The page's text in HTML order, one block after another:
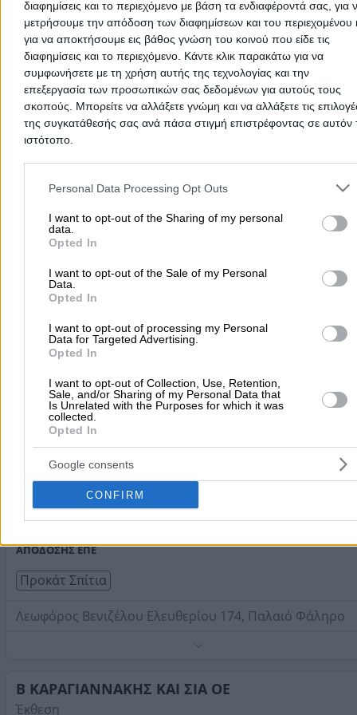
διαφημίσεις και το περιεχόμενο με βάση τα ενδιαφέροντά σας, για
μετρήσουμε την απόδοση των διαφημίσεων και του περιεχομένου
για να αποκτήσουμε εις βάθος γνώση του κοινού που είδε τις
διαφημίσεις και το περιεχόμενο. Κάντε κλικ παρακάτω για να
συμφωνήσετε με τη χρήση αυτής της τεχνολογίας και την
επεξεργασία των προσωπικών σας δεδομένων για αυτούς τους
σκοπούς. Μπορείτε να αλλάξετε γνώμη και να αλλάξετε τις
της συγκατάθεσής σας ανά πάσα στιγμή επιστρέφοντας σε αυτόν
ιστότοπο.
Please note that this website/app uses one or more Google
and may gather and store information including but not limited to
to Google and its third-party tags to use your data for below
purposes in below Google consent section.
Personal Data Processing Opt Outs
I want to opt-out of the Sharing of my personal
data.
Opted In
I want to opt-out of the Sale of my Personal
Data.
Opted In
I want to opt-out of processing my Personal
Data for Targeted Advertising.
Opted In
I want to opt-out of Collection, Use, Retention,
Sale, and/or Sharing of my Personal Data that
Is Unrelated with the Purposes for which it was
collected.
Opted In
Google consents
CONFIRM
Τηλέφωνο:2296035915
Στοιχεία αναζήτησης:Προκάτ Σπίτια
Ηλιάδης Θεόδωρος Κ.
Προκάτ Σπίτια
15ο χλμ Εθνικής Οδού Θεσσαλονίκης - Νέας
Θέρμη
κατασκευής με συνδυασμό μονωτικών υλικών για τον
ΠΕ.ΧΩ.ΔΕ. πιστοποίηση ISO 9001:2008 κατασκευής και
σχεδίασης, ενώ ολοκληρώθηκε ερευνητικό σε
αποτελέσματα του οποίου κατατάσσουν την κατασκευή
στην ενεργειακή κατάταξη Α.Σε συνεργασία με το
Αριστοτέλειο Πανεπιστήμιο Θεσσαλονίκης έχουμε
προχωρήσει στην ανέγερση μιας πρότυπης
προκατασκευασμένης βιοκλιματικής κατοικίας στο
εργοτάξιό μας. Ο τρόπος κατασκευής και γενικά όλη η
αναλύουμε λεπτομερώς στην τεχνική περιγραφή
Τηλέφωνο:
ΣΟΦΙΑΝΟΠΟΥΛΟΙ ΟΕ
Προκάτ Σπίτια
Αλτάνη 5, Παλλήνη
Στοιχεία αναζήτησης:Προκάτ Σπίτια
KIBO - ΓΛΕΝΤΟΣ Γ ΑΒΕΕ
Κατασκευή και Εμπόριο Προκατασκευασμένων
Εργοστάσιο - Έκθεση
Προκάτ Σπίτια
9ο χλμ Θεσσαλονίκης - Κατερίνης, Σίνδος
Τηλέφωνο:2310796755
Στοιχεία αναζήτησης:Προκάτ Σπίτια
ΑΠΟΔΟΣΗΣ ΕΠΕ
Προκάτ Σπίτια
Λεωφόρος Βενιζέλου Ελευθερίου 174, Παλαιό Φάληρο
Στοιχεία αναζήτησης:Προκάτ Σπίτια
Β ΚΑΡΑΓΙΑΝΝΑΚΗΣ ΚΑΙ ΣΙΑ ΟΕ
Έκθεση